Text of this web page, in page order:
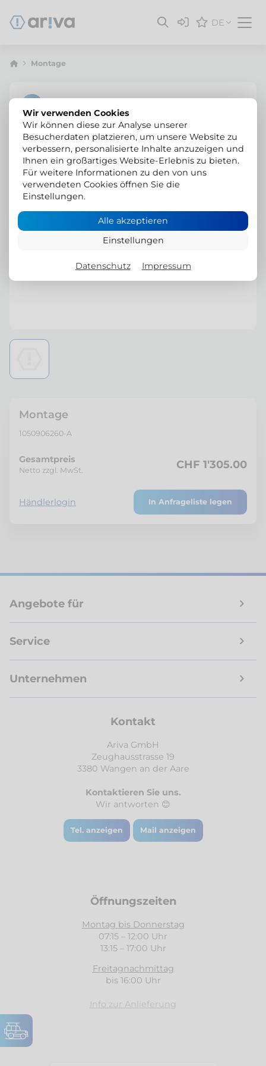
DE
Montage
Montage
1050906260-A
Gesamtpreis
Netto zzgl. MwSt. CHF 1'305.00
Händlerlogin In Anfrageliste legen
Angebote für
Service
Unternehmen
Kontakt
Ariva GmbH
Zeughausstrasse 19
3380 Wangen an der Aare
Kontaktieren Sie uns.
Wir antworten 😊
Tel. anzeigen Mail anzeigen
Öffnungszeiten
Montag bis Donnerstag
07:15 – 12:00 Uhr
13:15 – 17:00 Uhr
Freitagnachmittag
bis 16:00 Uhr
Info zur Anlieferung
Wir verwenden Cookies
Wir können diese zur Analyse unserer
Besucherdaten platzieren, um unsere Website zu
verbessern, personalisierte Inhalte anzuzeigen und
Ihnen ein großartiges Website-Erlebnis zu bieten.
Für weitere Informationen zu den von uns
verwendeten Cookies öffnen Sie die
Einstellungen.
Alle akzeptieren
Einstellungen
Datenschutz Impressum